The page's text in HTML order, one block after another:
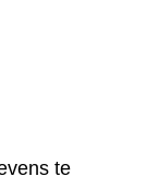
te